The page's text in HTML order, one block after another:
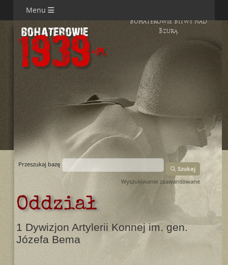
Menu
Bohaterowie Bitwy nad
Bzurą
Przeszukaj bazę
Szukaj
Wyszukiwanie zaawansowane
Oddział
1 Dywizjon Artylerii Konnej im. gen.
Józefa Bema